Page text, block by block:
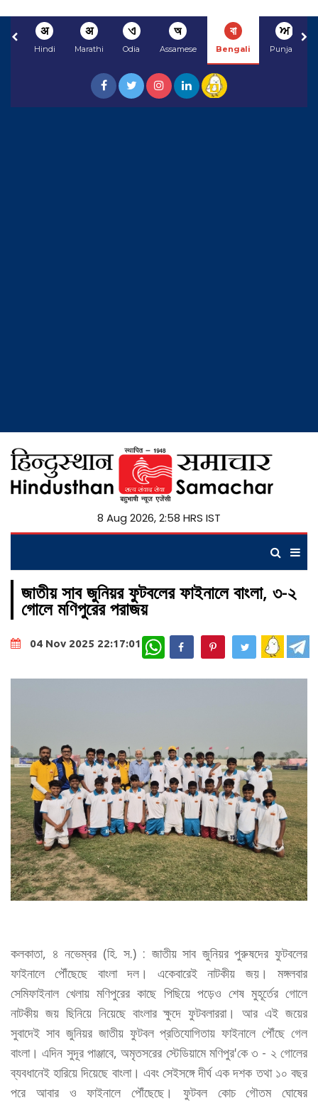
अ
Hindi
अ
Marathi
ଏ
Odia
অ
Assamese
বা
Bengali
ਅ
Punjabi
8 Aug 2026, 2:58 HRS IST
জাতীয় সাব জুনিয়র ফুটবলের ফাইনালে বাংলা, ৩-২
গোলে মণিপুরের পরাজয়
04 Nov 2025 22:17:01 WhatsApp
কলকাতা, ৪ নভেম্বর (হি. স.) : জাতীয় সাব জুনিয়র পুরুষদের ফুটবলের
ফাইনালে পৌঁছেছে বাংলা দল। একেবারেই নাটকীয় জয়। মঙ্গলবার
সেমিফাইনাল খেলায় মণিপুরের কাছে পিছিয়ে পড়েও শেষ মুহূর্তের গোলে
নাটকীয় জয় ছিনিয়ে নিয়েছে বাংলার ক্ষুদে ফুটবলাররা। আর এই জয়ের
সুবাদেই সাব জুনিয়র জাতীয় ফুটবল প্রতিযোগিতায় ফাইনালে পৌঁছে গেল
বাংলা। এদিন সুদূর পাঞ্জাবে, অমৃতসরের স্টেডিয়ামে মণিপুর'কে ৩ - ২ গোলের
ব্যবধানেই হারিয়ে দিয়েছে বাংলা। এবং সেইসঙ্গে দীর্ঘ এক দশক তথা ১০ বছর
পরে আবার ও ফাইনালে পৌঁছেছে। ফুটবল কোচ গৌতম ঘোষের